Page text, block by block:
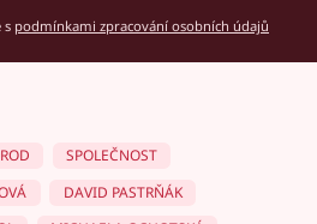
s podmínkami zpracování osobních údajů
SPOLEČNOST
DAVID PASTRŇÁK